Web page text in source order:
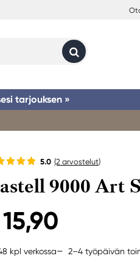
tarjouksen »
5.0 (2 arvostelut)
9000 Art
15,90
kpl verkossa 2–4 työpäivän